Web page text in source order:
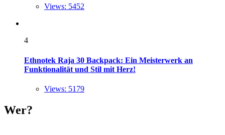
Views: 5452
4
Ethnotek Raja 30 Backpack: Ein Meisterwerk an
Funktionalität und Stil mit Herz!
Views: 5179
Wer?